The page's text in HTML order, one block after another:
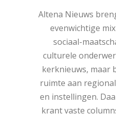
Altena Nieuws
evenwichtige
sociaal-
culturele
kerknieuws, maar
ruimte aan
en instellingen.
krant vaste